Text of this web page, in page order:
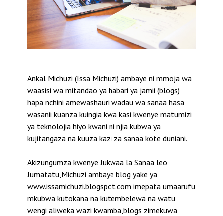
Ankal Michuzi (Issa Michuzi) ambaye ni mmoja wa
waasisi wa mitandao ya habari ya jamii (blogs)
hapa nchini amewashauri wadau wa sanaa hasa
wasanii kuanza kuingia kwa kasi kwenye matumizi
ya teknolojia hiyo kwani ni njia kubwa ya
kujitangaza na kuuza kazi za sanaa kote duniani.
Akizungumza kwenye Jukwaa la Sanaa leo
Jumatatu,Michuzi ambaye blog yake ya
www.issamichuzi.blogspot.com imepata umaarufu
mkubwa kutokana na kutembelewa na watu
wengi aliweka wazi kwamba,blogs zimekuwa